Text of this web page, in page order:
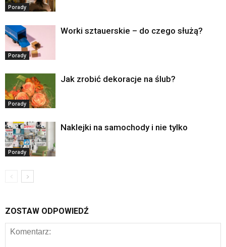
Porady
Porady
Worki sztauerskie – do czego służą?
Porady
Jak zrobić dekoracje na ślub?
Porady
Naklejki na samochody i nie tylko
ZOSTAW ODPOWIEDŹ